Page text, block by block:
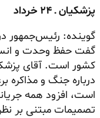
پزشکیان ـ ۲۴ خرداد
گوینده: رئیس‌جمهور
گفت حفظ وحدت و
کشور است. آقای
درباره جنگ و مذاکره
است، افزود همه
تصمیمات مبتنی بر